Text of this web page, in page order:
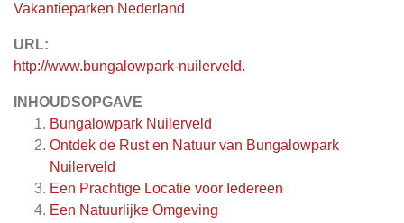
Vakantieparken Nederland
URL:
http://www.bungalowpark-nuilerveld.
INHOUDSOPGAVE
Bungalowpark Nuilerveld
Ontdek de Rust en Natuur van Bungalowpark
Nuilerveld
Een Prachtige Locatie voor Iedereen
Een Natuurlijke Omgeving